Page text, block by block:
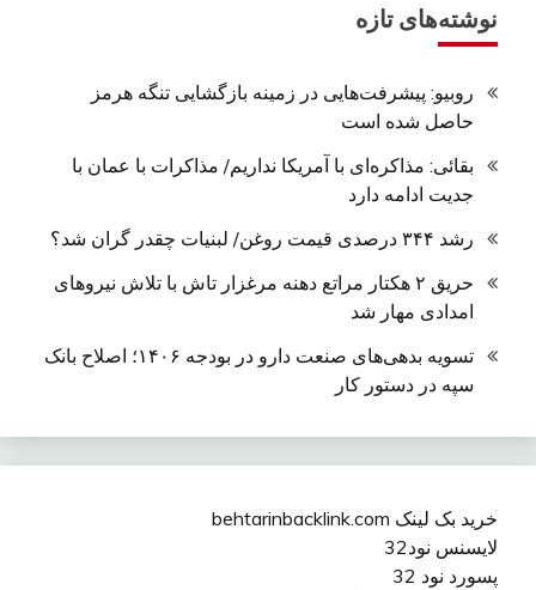
نوشته‌های تازه
روبیو: پیشرفت‌هایی در زمینه بازگشایی تنگه هرمز
حاصل شده است
بقائی: مذاکره‌ای با آمریکا نداریم/ مذاکرات با عمان با
جدیت ادامه دارد
رشد ۳۴۴ درصدی قیمت روغن/ لبنیات چقدر گران شد؟
حریق ۲ هکتار مراتع دهنه مرغزار تاش با تلاش نیروهای
امدادی مهار شد
تسویه بدهی‌های صنعت دارو در بودجه ۱۴۰۶؛ اصلاح بانک
سپه در دستور کار
خرید بک لینک behtarinbacklink.com
لایسنس نود32
پسورد نود 32